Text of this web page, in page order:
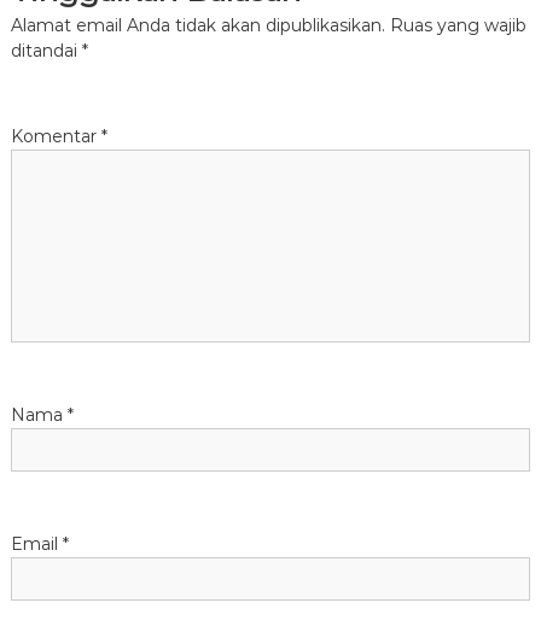
i
a
o
s
Alamat email Anda tidak akan dipublikasikan. Ruas yang wajib
ditandai *
Komentar *
Nama *
Email *